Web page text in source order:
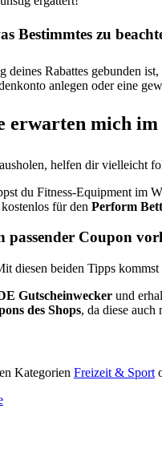
Bestimmtes zu
Rabattes gebunden
anlegen oder eine
erwarten mich
helfen dir vielleicht
du Fitness-Equipment im
für den Perform
Coupon
diesen beiden Tipps
Gutscheinwecker und
des Shops, da diese
Kategorien Freizeit & Sport